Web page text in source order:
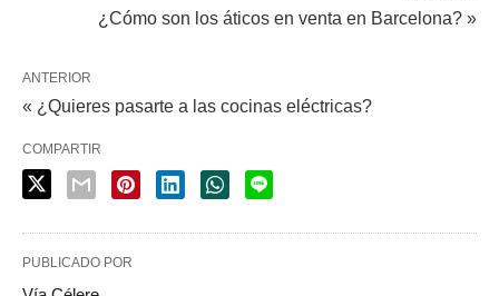
¿Cómo son los áticos en venta en Barcelona? »
ANTERIOR
« ¿Quieres pasarte a las cocinas eléctricas?
COMPARTIR
PUBLICADO POR